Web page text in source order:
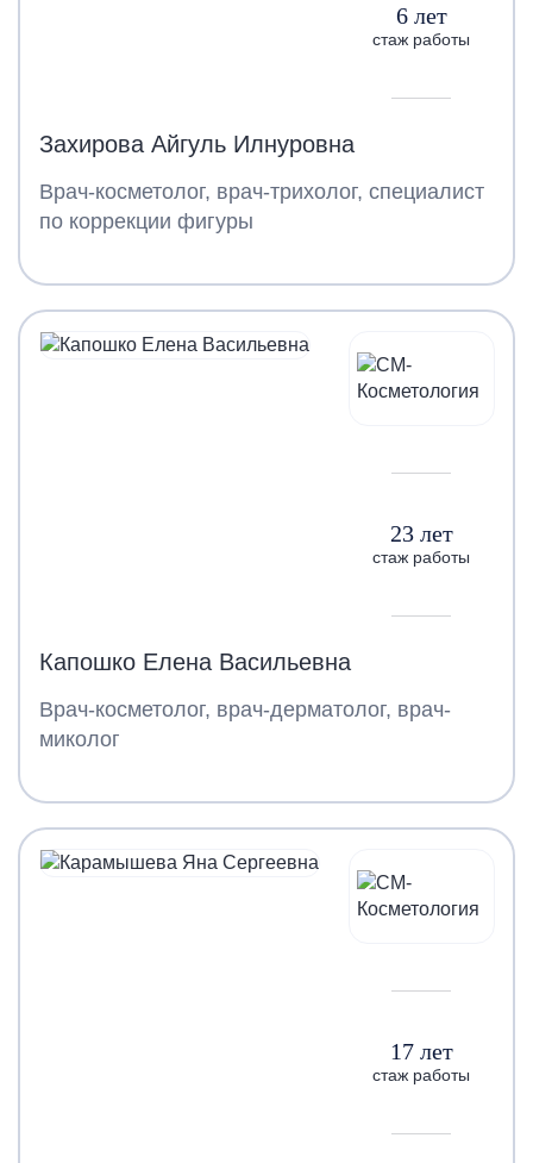
6 лет
стаж работы
Захирова Айгуль Илнуровна
Врач-косметолог, врач-трихолог, специалист
по коррекции фигуры
23 лет
стаж работы
Капошко Елена Васильевна
Врач-косметолог, врач-дерматолог, врач-
миколог
17 лет
стаж работы